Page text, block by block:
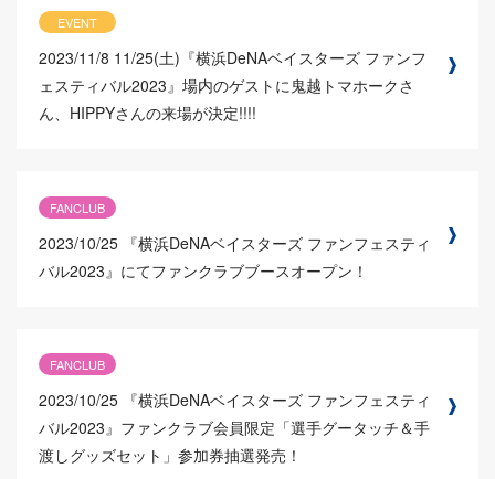
EVENT
2023/11/8 11/25(土)『横浜DeNAベイスターズ ファンフ
ェスティバル2023』場内のゲストに鬼越トマホークさ
ん、HIPPYさんの来場が決定!!!!
FANCLUB
2023/10/25 『横浜DeNAベイスターズ ファンフェスティ
バル2023』にてファンクラブブースオープン！
FANCLUB
2023/10/25 『横浜DeNAベイスターズ ファンフェスティ
バル2023』ファンクラブ会員限定「選手グータッチ＆手
渡しグッズセット」参加券抽選発売！